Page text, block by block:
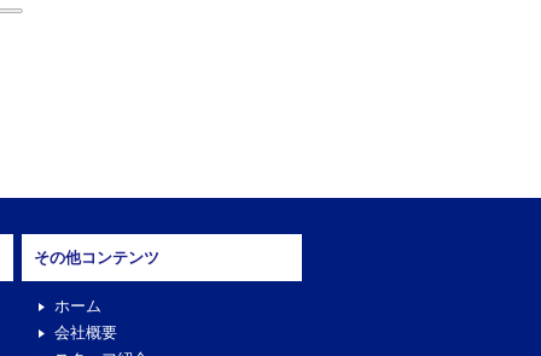
その他コンテンツ
ホーム
会社概要